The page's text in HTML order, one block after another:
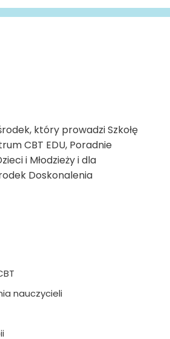
który prowadzi Szkołę
CBT EDU, Poradnie
i Młodzieży i dla
Doskonalenia
nauczycieli